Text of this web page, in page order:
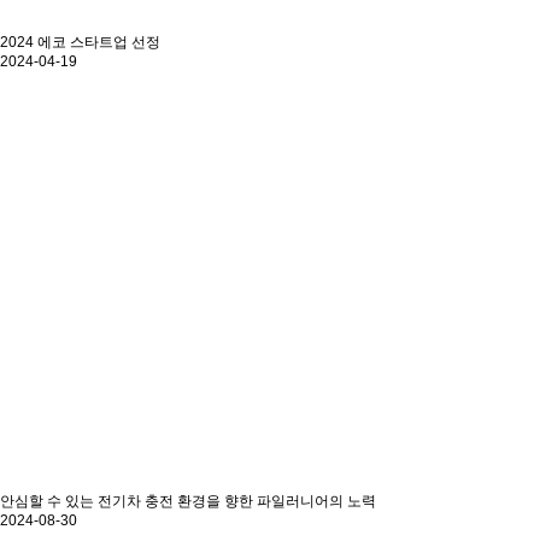
2024 에코 스타트업 선정
2024-04-19
안심할 수 있는 전기차 충전 환경을 향한 파일러니어의 노력
2024-08-30